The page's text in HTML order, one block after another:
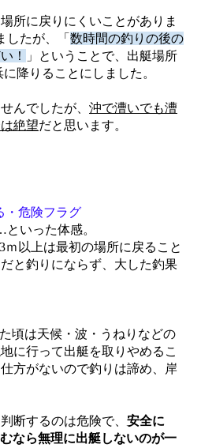
所に戻りにくいことがありま
したが、「 数時間の釣りの後の
！
」ということで、出艇場所
降りることにしました。
んでしたが、 沖で漕いでも漕
絶望だと思います。
・危険フラグ
いった体感。
ｍ以上は最初の場所に戻ること
と釣りにならず、大した釣果
頃は天候・波・うねりなどの
に行って出艇を取りやめるこ
方がないので釣りは諦め、岸
断するのは危険で、 安全に
なら無理に出艇しないのが一